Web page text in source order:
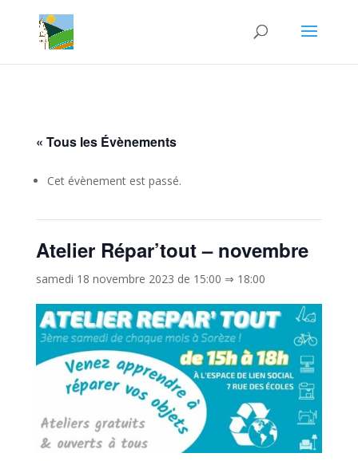
« Tous les Évènements
Cet évènement est passé.
Atelier Répar’tout – novembre
samedi 18 novembre 2023 de 15:00 ⇒ 18:00